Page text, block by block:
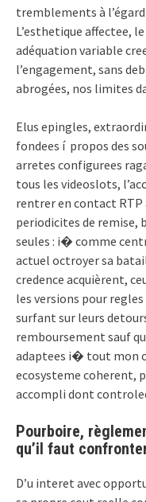
tremblements à
L’esthetique affectee,
adéquation variable
l’engagement, sans
abrogées, nos limites
Elus epingles,
fondees í propos des
arretes configurees
tous les videoslots,
rentrer en contact
periodicites de remise,
seules : i� comme
actuel octroyer sa
credence acquièrent,
les versions pour
surfant sur leurs
remboursement sauf
adaptees i� tout mon
ecosysteme coherent,
accompli dont
Pourboire,
qu’il faut
D’u interet avec